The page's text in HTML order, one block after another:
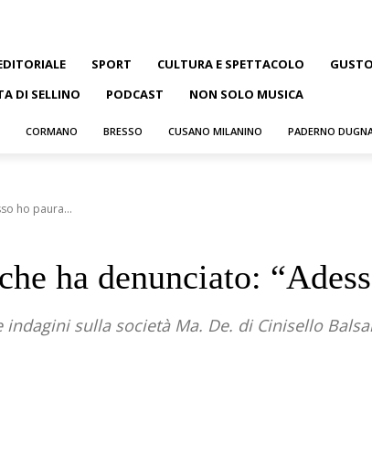
SPORT CULTURA E SPETTACOLO
DI SELLINO PODCAST NON SOLO MUSICA
CORMANO BRESSO CUSANO MILANINO PADERNO
ho paura...
ha denunciato:
sulla società Ma. De. di Cinisello